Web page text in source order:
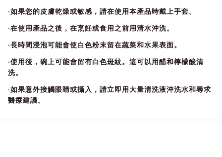
●產品信息
使用日本的蔬菜和水果的天然清潔劑扇貝貝殼。
浸泡蔬菜，水果等約10~15分鐘以去除食物中污垢，農用化學
品，蠟等，然後用自來水沖洗後烹飪或保存。
●使用方法
使用玻璃、PE或PP材質的容器。(避免使用 PET材質及鋁製、
·如果您的皮膚乾燥或敏感，請在使用本產品時戴上手套。
·在使用產品之後，在烹飪或食用之前用清水沖洗。
·長時間浸泡可能會使白色粉末留在蔬菜和水果表面。
·使用後，碗上可能會留有白色斑紋。這可以用醋和檸檬酸清
洗。
·如果意外接觸眼睛或攝入，請立即用大量清洗液沖洗水和尋求
醫療建議。